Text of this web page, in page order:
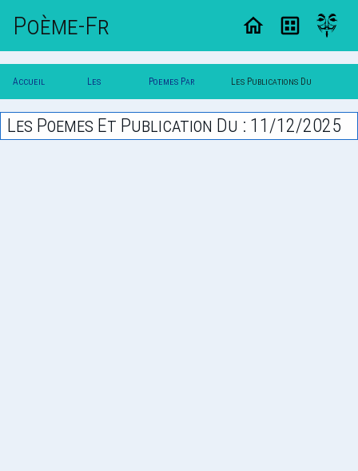
Poème-Fr
Accueil
Poesie
Les
Poesies
Poemes Par Les Publications Du
11/12/2025
Les Poemes Et Publication Du : 11/12/2025